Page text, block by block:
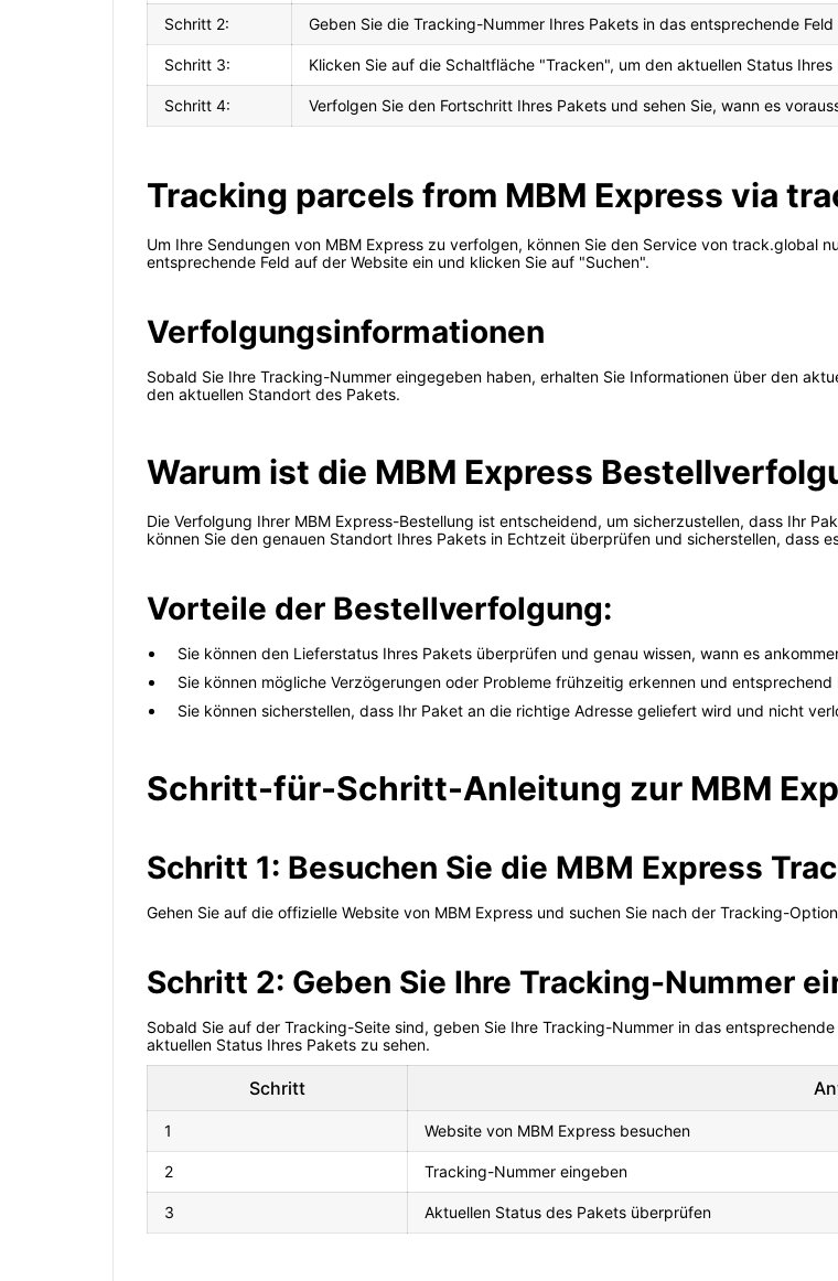
Schritt 2: Geben Sie die Tracking-Nummer Ihres Pakets in das entsprechende Feld
Schritt 3: Klicken Sie auf die Schaltfläche "Tracken", um den aktuellen Status Ihres
Schritt 4: Verfolgen Sie den Fortschritt Ihres Pakets und sehen Sie, wann es
Tracking parcels from MBM Express via
Um Ihre Sendungen von MBM Express zu verfolgen, können Sie den Service von track.global
entsprechende Feld auf der Website ein und klicken Sie auf "Suchen".
Verfolgungsinformationen
Sobald Sie Ihre Tracking-Nummer eingegeben haben, erhalten Sie Informationen über den
den aktuellen Standort des Pakets.
Warum ist die MBM Express
Die Verfolgung Ihrer MBM Express-Bestellung ist entscheidend, um sicherzustellen, dass Ihr
können Sie den genauen Standort Ihres Pakets in Echtzeit überprüfen und sicherstellen, dass
Vorteile der Bestellverfolgung:
Sie können den Lieferstatus Ihres Pakets überprüfen und genau wissen, wann es
Sie können mögliche Verzögerungen oder Probleme frühzeitig erkennen und entsprechend
Sie können sicherstellen, dass Ihr Paket an die richtige Adresse geliefert wird und nicht
Schritt-für-Schritt-Anleitung zur MBM
Schritt 1: Besuchen Sie die MBM Express
Gehen Sie auf die offizielle Website von MBM Express und suchen Sie nach der Tracking-
Schritt 2: Geben Sie Ihre Tracking-Nummer
Sobald Sie auf der Tracking-Seite sind, geben Sie Ihre Tracking-Nummer in das
aktuellen Status Ihres Pakets zu sehen.
Schritt
1 Website von MBM Express besuchen
2 Tracking-Nummer eingeben
3 Aktuellen Status des Pakets überprüfen